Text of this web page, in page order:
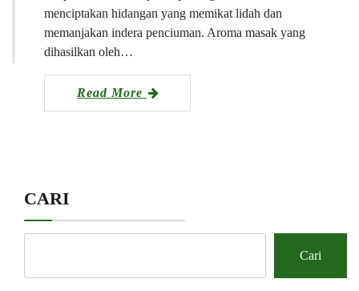
menciptakan hidangan yang memikat lidah dan
memanjakan indera penciuman. Aroma masak yang
dihasilkan oleh…
Read More
CARI
Cari